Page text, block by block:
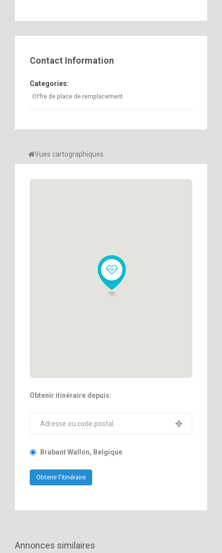
Contact Information
Categories:
Offre de place de remplacement
Vues cartographiques
Obtenir itinéraire depuis:
Brabant Wallon, Belgique
Annonces similaires